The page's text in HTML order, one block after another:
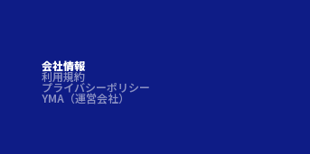
会社情報
利用規約
プライバシーポリシー
YMA（運営会社）